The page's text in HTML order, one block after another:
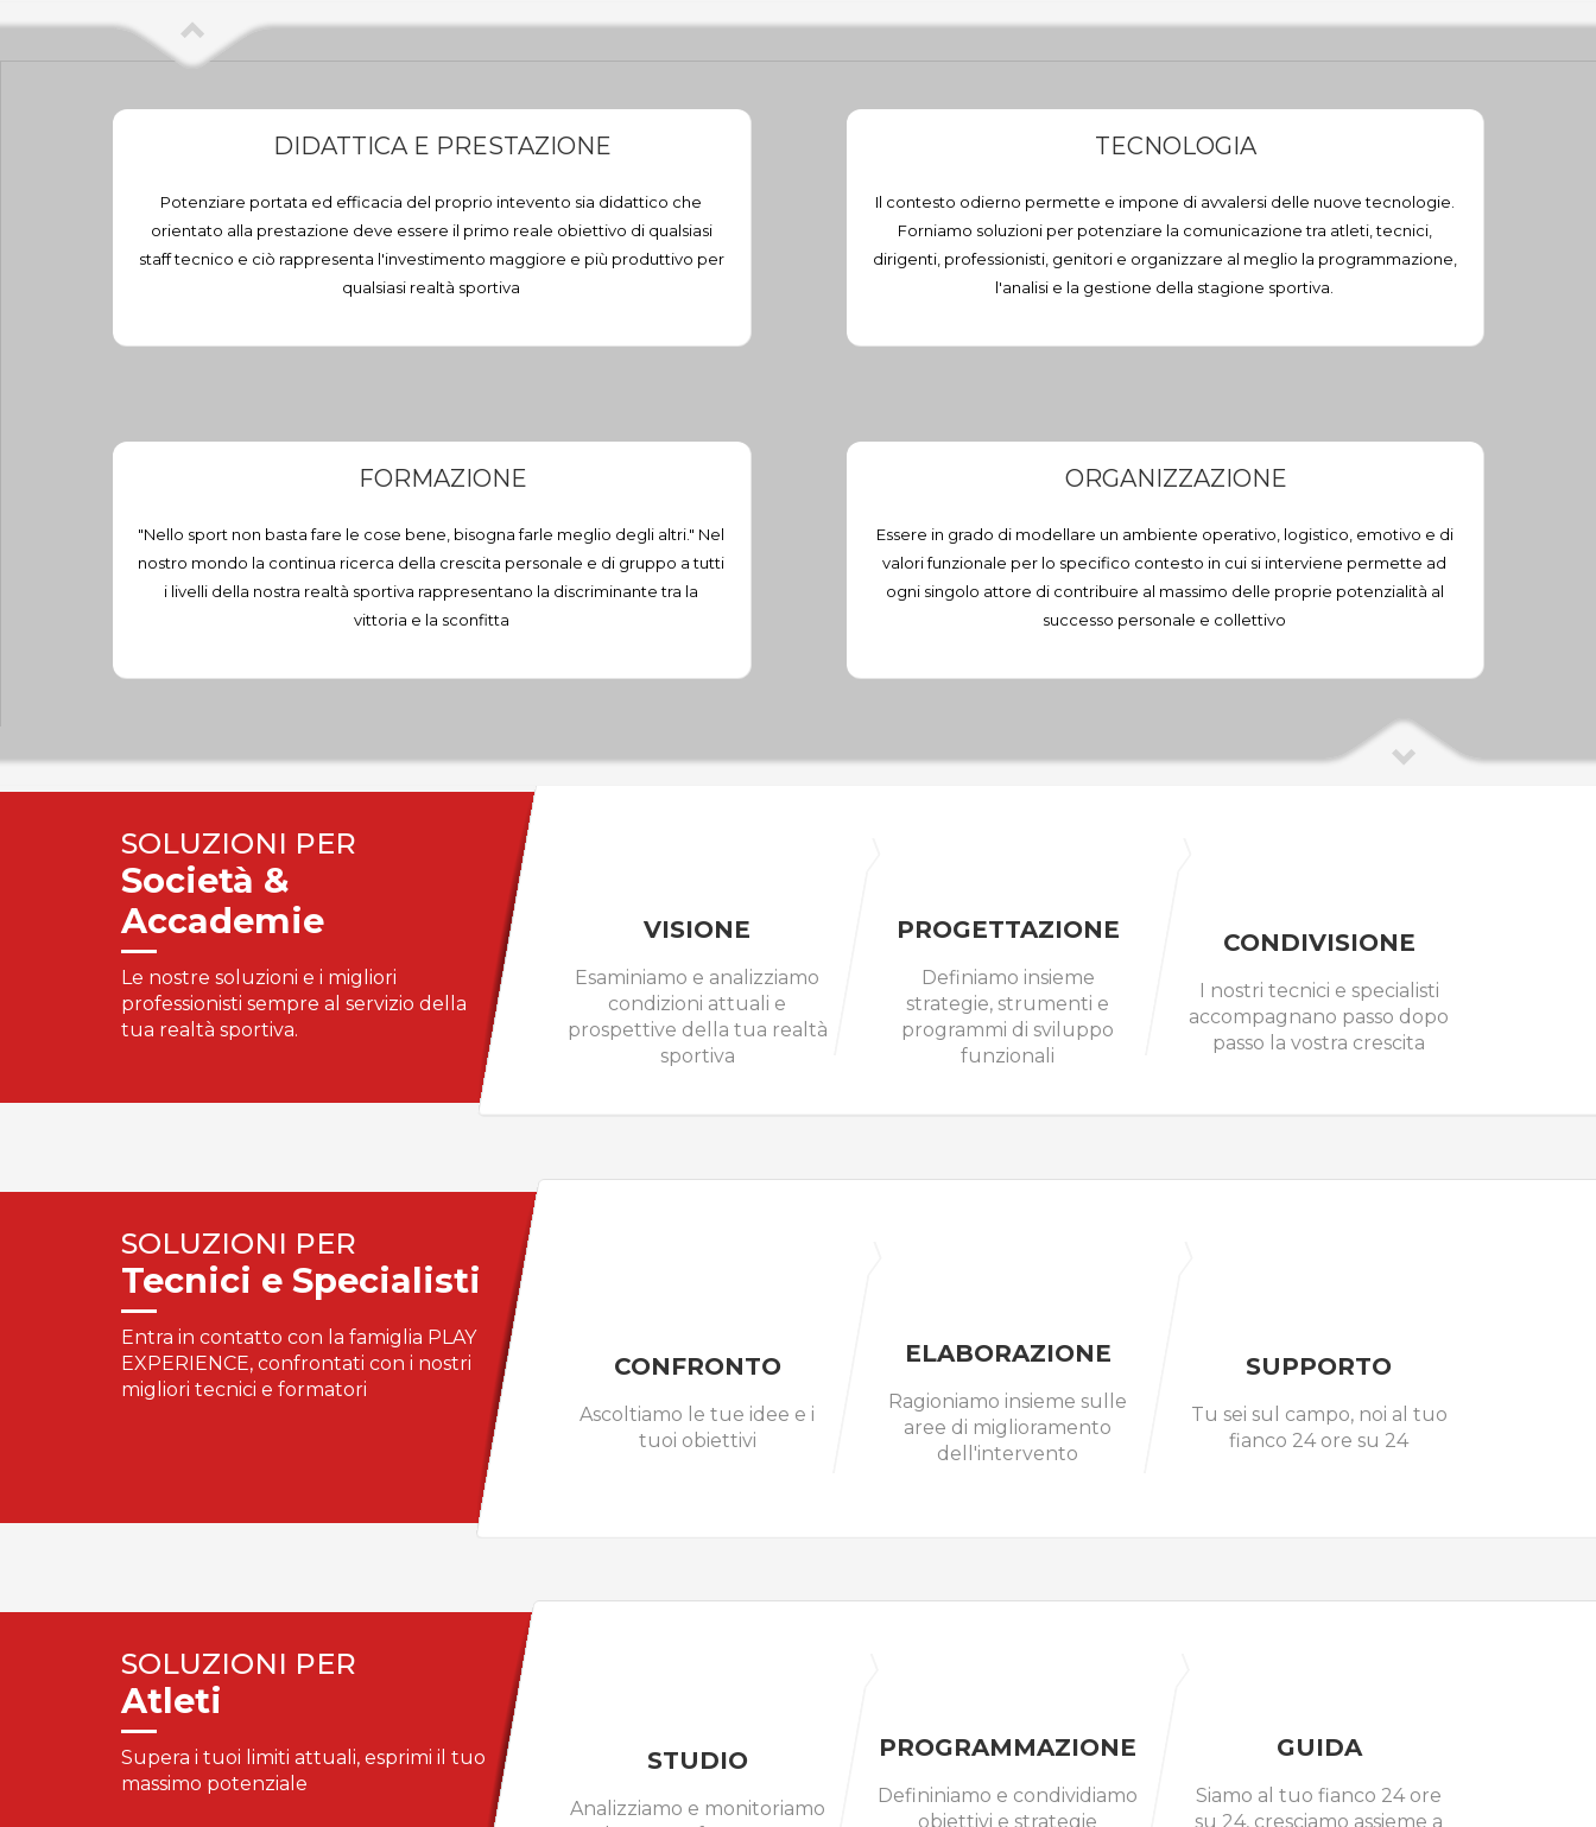
DIDATTICA E PRESTAZIONE
Potenziare portata ed efficacia del proprio intevento sia didattico che
orientato alla prestazione deve essere il primo reale obiettivo di qualsiasi
staff tecnico e ciò rappresenta l'investimento maggiore e più produttivo per
qualsiasi realtà sportiva
TECNOLOGIA
Il contesto odierno permette e impone di avvalersi delle nuove tecnologie.
Forniamo soluzioni per potenziare la comunicazione tra atleti, tecnici,
dirigenti, professionisti, genitori e organizzare al meglio la programmazione,
l'analisi e la gestione della stagione sportiva.
FORMAZIONE
"Nello sport non basta fare le cose bene, bisogna farle meglio degli altri." Nel
nostro mondo la continua ricerca della crescita personale e di gruppo a tutti
i livelli della nostra realtà sportiva rappresentano la discriminante tra la
vittoria e la sconfitta
ORGANIZZAZIONE
Essere in grado di modellare un ambiente operativo, logistico, emotivo e di
valori funzionale per lo specifico contesto in cui si interviene permette ad
ogni singolo attore di contribuire al massimo delle proprie potenzialità al
successo personale e collettivo
SOLUZIONI PER
Società &
Accademie
Le nostre soluzioni e i migliori
professionisti sempre al servizio della
tua realtà sportiva.
VISIONE
Esaminiamo e analizziamo
condizioni attuali e
prospettive della tua realtà
sportiva
PROGETTAZIONE
Definiamo insieme
strategie, strumenti e
programmi di sviluppo
funzionali
CONDIVISIONE
I nostri tecnici e specialisti
accompagnano passo dopo
passo la vostra crescita
SOLUZIONI PER
Tecnici e Specialisti
Entra in contatto con la famiglia PLAY
EXPERIENCE, confrontati con i nostri
migliori tecnici e formatori
CONFRONTO
Ascoltiamo le tue idee e i
tuoi obiettivi
ELABORAZIONE
Ragioniamo insieme sulle
aree di miglioramento
dell'intervento
SUPPORTO
Tu sei sul campo, noi al tuo
fianco 24 ore su 24
SOLUZIONI PER
Atleti
Supera i tuoi limiti attuali, esprimi il tuo
massimo potenziale
STUDIO
Analizziamo e monitoriamo
PROGRAMMAZIONE
Defininiamo e condividiamo
obiettivi e strategie
GUIDA
Siamo al tuo fianco 24 ore
su 24, cresciamo assieme a